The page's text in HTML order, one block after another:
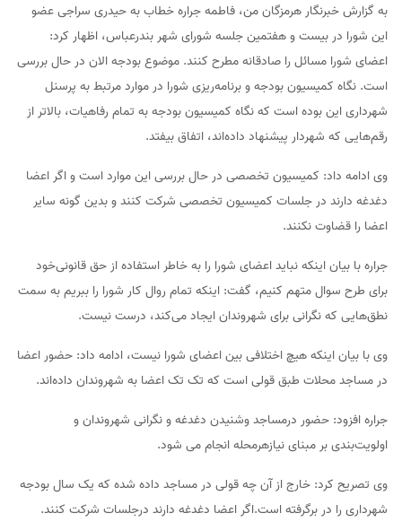
به گزارش خبرنگار هرمزگان من، فاطمه جراره خطاب به حیدری سراجی عضو
این شورا در بیست و هفتمین جلسه شورای شهر بندرعباس، اظهار کرد:
اعضای شورا مسائل را صادقانه مطرح کنند. موضوع بودجه الان در حال بررسی
است. نگاه کمیسیون بودجه و برنامه‌ریزی شورا در موارد مرتبط به پرسنل
شهرداری این بوده است که نگاه کمیسیون بودجه به تمام رفاهیات، بالاتر از
رقم‌هایی که شهردار پیشنهاد داده‌اند، اتفاق بیفتد‌.
وی ادامه داد: کمیسیون تخصصی در حال بررسی این موارد است و اگر اعضا
دغدغه دارند در جلسات کمیسیون تخصصی شرکت کنند و بدین گونه سایر
اعضا را قضاوت نکنند.
جراره با بیان اینکه نباید اعضای شورا را به خاطر استفاده از حق قانونی‌خود
برای طرح سوال متهم کنیم، گفت: اینکه تمام روال کار شورا را ببریم به سمت
نطق‌هایی که نگرانی برای شهروندان ایجاد می‌کند، درست نیست.
وی با بیان اینکه هیچ اختلافی بین اعضای شورا نیست، ادامه داد: حضور اعضا
در مساجد محلات طبق قولی است که تک تک اعضا به شهروندان داده‌اند.
جراره افزود: حضور درمساجد وشنیدن دغدغه و نگرانی شهروندان و
اولویت‌بندی بر مبنای نیازهرمحله انجام می شود.
وی تصریح کرد: خارج از آن چه قولی در مساجد داده شده که یک سال بودجه
شهرداری را در برگرفته است.اگر اعضا دغدغه دارند درجلسات شرکت کنند.